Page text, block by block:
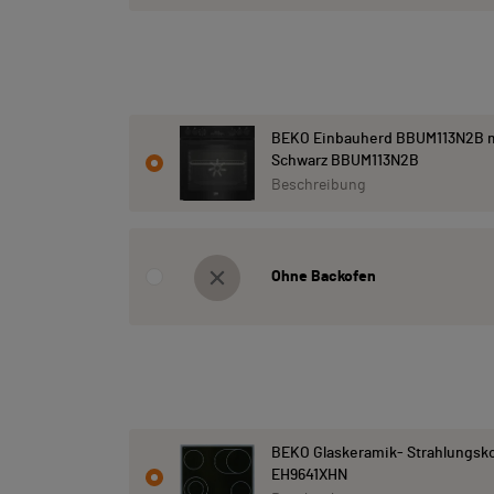
BEKO Einbauherd
Schwarz BBUM113N2B
Beschreibung
Ohne Backofen
BEKO Glaskeramik-
EH9641XHN